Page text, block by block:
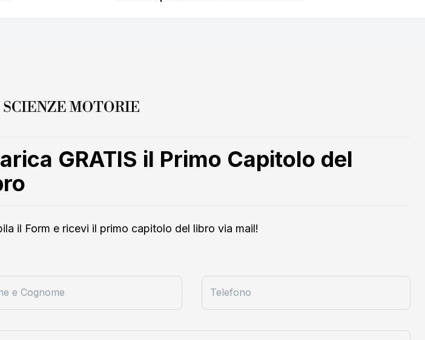
GRATIS il Primo Capitolo del
il Form e ricevi il primo capitolo del libro via mail!
e Cognome Telefono